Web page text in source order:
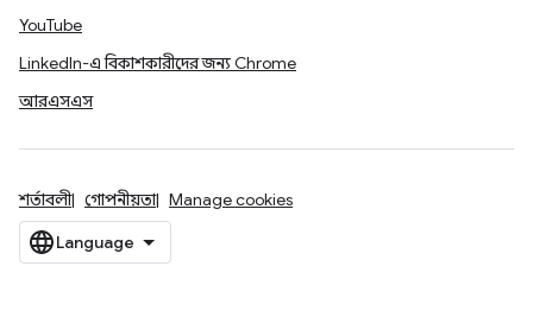
YouTube
LinkedIn-এ বিকাশকারীদের জন্য Chrome
আরএসএস
শর্তাবলী গোপনীয়তা Manage cookies